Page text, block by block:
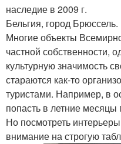
наследие в 2009 г.
Бельгия, город Брюссель.
Многие объекты
частной собственности,
культурную значимость
стараются как-то
туристами. Например, в
попасть в летние месяцы
Но посмотреть
внимание на строгую